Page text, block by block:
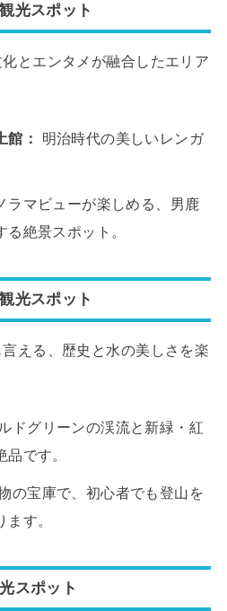
光スポット
とエンタメが融合したエリア
館：
明治時代の美しいレンガ
ラマビューが楽しめる、男鹿
絶景スポット。
光スポット
える、歴史と水の美しさを楽
ドグリーンの渓流と新緑・紅
です。
の宝庫で、初心者でも登山を
す。
スポット